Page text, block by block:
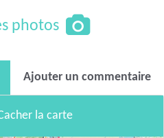
photos
Ajouter un commentaire
la carte